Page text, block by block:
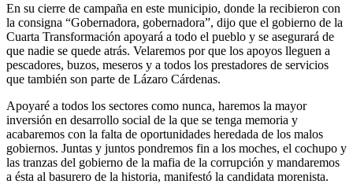
En su cierre de campaña en este municipio, donde la recibieron con
la consigna “Gobernadora, gobernadora”, dijo que el gobierno de la
Cuarta Transformación apoyará a todo el pueblo y se asegurará de
que nadie se quede atrás. Velaremos por que los apoyos lleguen a
pescadores, buzos, meseros y a todos los prestadores de servicios
que también son parte de Lázaro Cárdenas.
Apoyaré a todos los sectores como nunca, haremos la mayor
inversión en desarrollo social de la que se tenga memoria y
acabaremos con la falta de oportunidades heredada de los malos
gobiernos. Juntas y juntos pondremos fin a los moches, el cochupo y
las tranzas del gobierno de la mafia de la corrupción y mandaremos
a ésta al basurero de la historia, manifestó la candidata morenista.